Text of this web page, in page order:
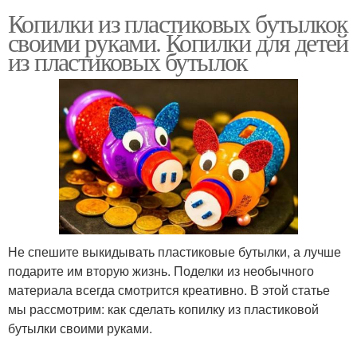
Копилки из пластиковых бутылкок
своими руками. Копилки для детей
из пластиковых бутылок
Не спешите выкидывать пластиковые бутылки, а лучше
подарите им вторую жизнь. Поделки из необычного
материала всегда смотрится креативно. В этой статье
мы рассмотрим: как сделать копилку из пластиковой
бутылки своими руками.